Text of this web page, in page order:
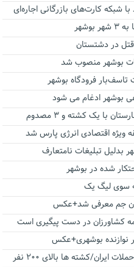
بوشهر منصوب شد
فرودگاه بوشهر
اقتصادی انرژی پارس شد
سوی لیگ یک
جم معرفی شد+عکس
کشاورزان در دست پیگیری است
نوازنده بوشهری+عکس
کشته ها بالای ۲۰۰ نفر